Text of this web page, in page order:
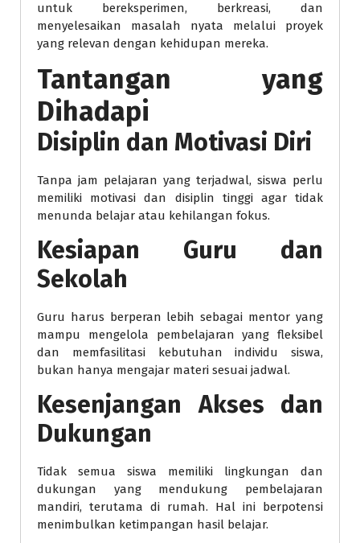
untuk bereksperimen, berkreasi, dan
menyelesaikan masalah nyata melalui proyek
yang relevan dengan kehidupan mereka.
Tantangan yang
Dihadapi
Disiplin dan Motivasi Diri
Tanpa jam pelajaran yang terjadwal, siswa perlu
memiliki motivasi dan disiplin tinggi agar tidak
menunda belajar atau kehilangan fokus.
Kesiapan Guru dan
Sekolah
Guru harus berperan lebih sebagai mentor yang
mampu mengelola pembelajaran yang fleksibel
dan memfasilitasi kebutuhan individu siswa,
bukan hanya mengajar materi sesuai jadwal.
Kesenjangan Akses dan
Dukungan
Tidak semua siswa memiliki lingkungan dan
dukungan yang mendukung pembelajaran
mandiri, terutama di rumah. Hal ini berpotensi
menimbulkan ketimpangan hasil belajar.